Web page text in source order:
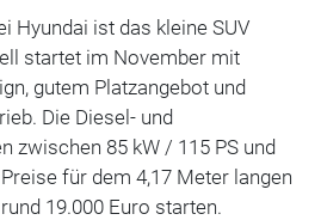
Hyundai ist das kleine SUV
startet im November mit
gutem Platzangebot und
Die Diesel- und
zwischen 85 kW / 115 PS und
für dem 4,17 Meter langen
19.000 Euro starten.